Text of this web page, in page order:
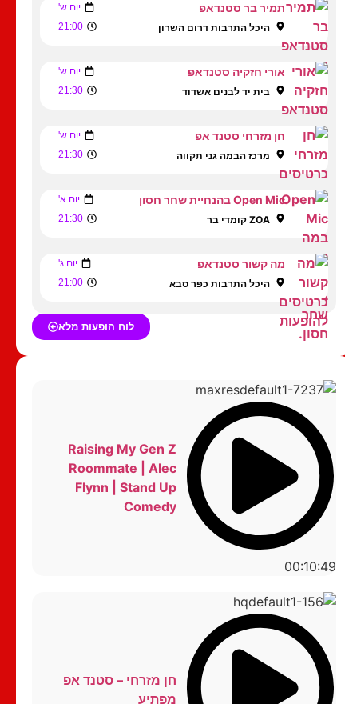
תמיר בר סטנדאפ יום ש'
היכל התרבות דרום השרון 21:00
אורי חזקיה סטנדאפ יום ש'
בית יד לבנים אשדוד 21:30
חן מזרחי סטנד אפ יום ש'
מרכז הבמה גני תקווה 21:30
Open Mic בהנחיית שחר חסון יום א'
ZOA קומדי בר 21:30
מה קשור סטנדאפ יום ג'
היכל התרבות כפר סבא 21:00
לוח הופעות מלא
00:10:49
Raising My Gen Z
Roommate | Alec
Flynn | Stand Up
Comedy
חן מזרחי – סטנד אפ
מפתיע